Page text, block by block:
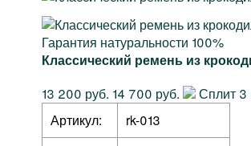
Гарантия натуральности 100%
Классический ремень из
13 200 руб. 14 700 руб.
Сплит 3
Артикул:
rk-013